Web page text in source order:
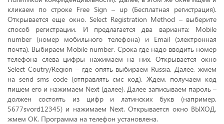
кликаем по строке Free Sign – up (Бесплатная регистрация).
Открывается еще окно. Select Registration Method – выберите
способ регистрации. И предлагается два варианта: Mobile
number (номер мобильного телефона) и Email (электронная
почта). Выбираем Mobile number. Срока где надо вводить номер
телефона слева цифры нажимаем на них. Открывается окно
Select Coutry/Region – где опять выбираем Russia. Далее, жмем
на send sms code (отправлять смс код). Ждем, получаем код
пишем его и нажимаем Next (далее). Далее записываем пароль –
должен состоять из цифр и латинских букв (например,
5677svord12345) и нажимаем Next. Открывается окно ВЫХОД,
жмем ОК. Программа на телефон установлена.